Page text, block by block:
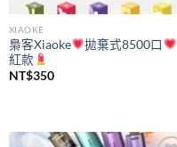
XIAOKE
梟客Xiaoke 拋棄式8500口
紅款
NT$350